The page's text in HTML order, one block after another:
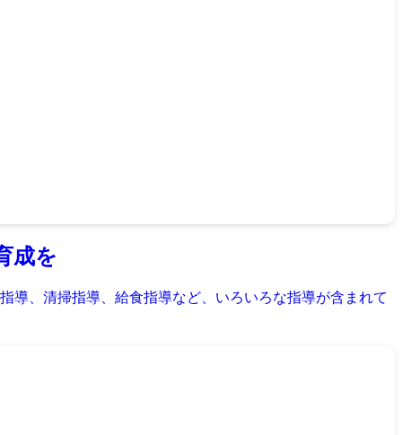
成を
導、清掃指導、給食指導など、いろいろな指導が含まれて